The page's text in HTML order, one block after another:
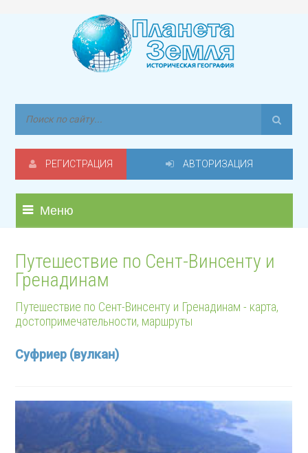
АВТОРИЗАЦИЯ
РЕГИСТРАЦИЯ
Меню
Путешествие по Сент-Винсенту и
Гренадинам
Путешествие по Сент-Винсенту и Гренадинам - карта,
достопримечательности, маршруты
Суфриер (вулкан)